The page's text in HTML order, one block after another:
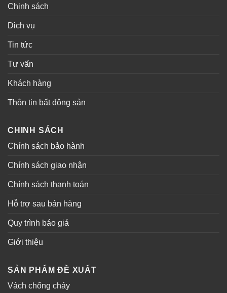
Chinh sách
Dich vụ
Tin tức
Tư vấn
Khách hàng
Thôn tin bất động sản
CHINH SÁCH
Chính sách bảo hành
Chính sách giao nhận
Chính sách thanh toán
Hỗ trợ sau bán hàng
Quy trình báo giá
Giới thiệu
SẢN PHẨM ĐỀ XUẤT
Vách chống cháy